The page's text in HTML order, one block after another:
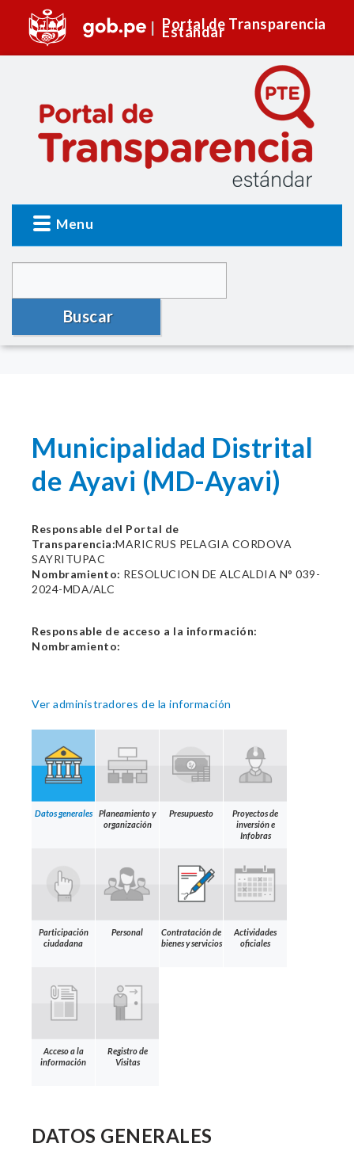
Portal de Transparencia
Estándar
Menu
Buscar
Municipalidad Distrital
de Ayavi (MD-Ayavi)
Responsable del Portal de
Transparencia:MARICRUS PELAGIA CORDOVA
SAYRITUPAC
Nombramiento: RESOLUCION DE ALCALDIA N° 039-
2024-MDA/ALC
Responsable de acceso a la información:
Nombramiento:
Ver administradores de la información
Datos generales
Planeamiento y
organización
Presupuesto
Proyectos de
inversión e
Infobras
Participación
ciudadana
Personal
Contratación de
bienes y servicios
Actividades
oficiales
Acceso a la
información
Registro de
Visitas
DATOS GENERALES